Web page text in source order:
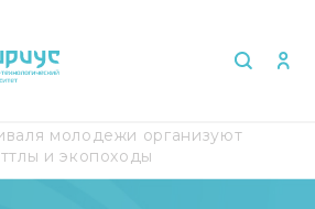
молодежи организуют
и экопоходы